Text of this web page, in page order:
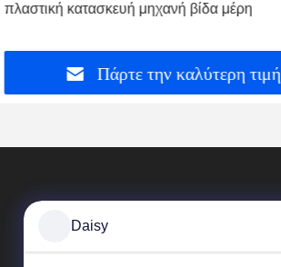
πλαστική κατασκευή μηχανή βίδα μέρη
Πάρτε την καλύτερη τιμή
Daisy